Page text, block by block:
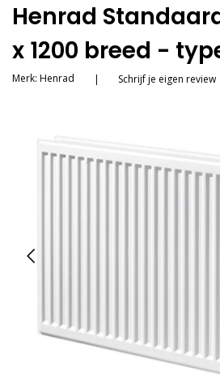
Henrad
x 1200 breed -
Merk: Henrad | Schrijf je eigen review